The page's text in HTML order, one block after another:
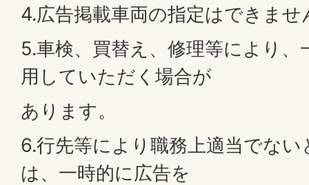
4.広告掲載車両の指定はできませ
5.車検、買替え、修理等により
用していただく場合が
あります。
6.行先等により職務上適当でな
は、一時的に広告を